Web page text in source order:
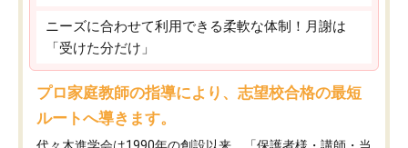
ニーズに合わせて利用できる柔軟な体制！月謝は
「受けた分だけ」
プロ家庭教師の指導により、志望校合格の最短
ルートへ導きます。
代々木進学会は1990年の創設以来、「保護者様・講師・当